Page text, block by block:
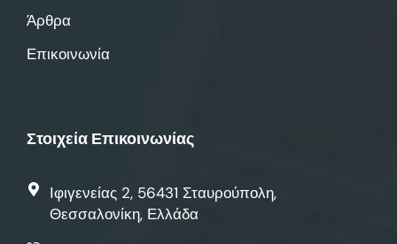
Άρθρα
Επικοινωνία
Στοιχεία Επικοινωνίας
Ιφιγενείας 2, 56431 Σταυρούπολη,
Θεσσαλονίκη, Ελλάδα